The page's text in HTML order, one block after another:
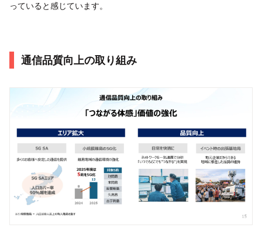
っていると感じています。
通信品質向上の取り組み